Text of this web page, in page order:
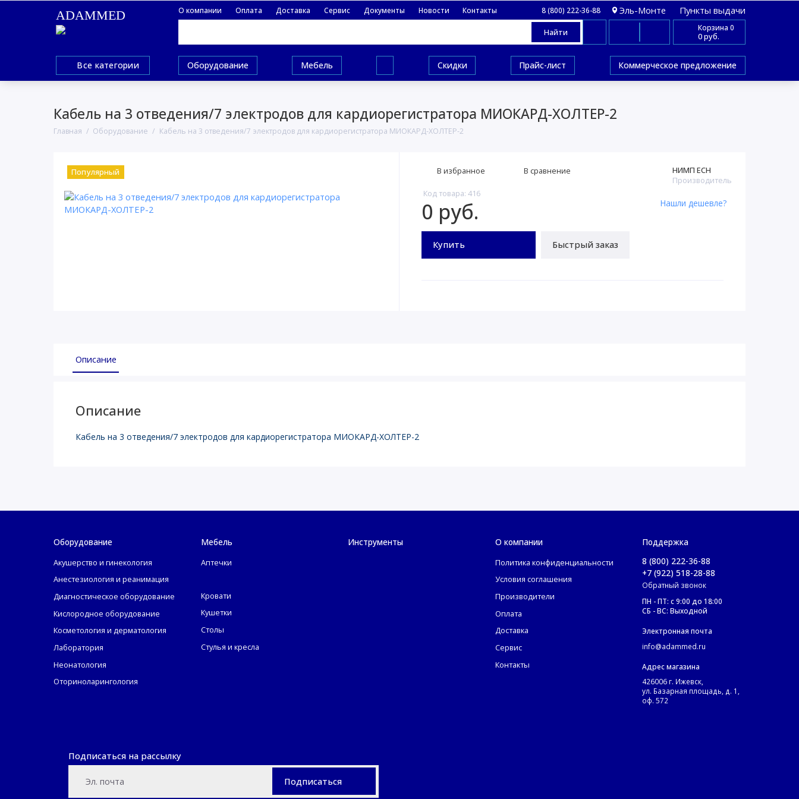
О компании Оплата Доставка Сервис Документы Новости Контакты 8 (800) 222-36-88 Эль-Монте Пункты выдачи
ADAMMED
Найти Корзина 0
0 руб.
Все категории Оборудование Мебель Скидки Прайс-лист Коммерческое предложение
Кабель на 3 отведения/7 электродов для кардиорегистратора МИОКАРД-ХОЛТЕР-2
Главная Оборудование Кабель на 3 отведения/7 электродов для кардиорегистратора МИОКАРД-ХОЛТЕР-2
Популярный
Код товара: 416
НИМП ЕСН
Производитель
0 руб.
Купить Быстрый заказ
Нашли дешевле?
В избранное В сравнение
Описание
Описание
Кабель на 3 отведения/7 электродов для кардиорегистратора МИОКАРД-ХОЛТЕР-2
Оборудование
Акушерство и гинекология
Анестезиология и реанимация
Диагностическое оборудование
Кислородное оборудование
Косметология и дерматология
Лаборатория
Неонатология
Оториноларингология
Мебель
Аптечки
Кровати
Кушетки
Столы
Стулья и кресла
Инструменты О компании
Политика конфиденциальности
Условия соглашения
Производители
Оплата
Доставка
Сервис
Контакты
Поддержка
8 (800) 222-36-88
+7 (922) 518-28-88
Обратный звонок
ПН - ПТ: с 9:00 до 18:00
СБ - ВС: Выходной
Электронная почта
info@adammed.ru
Адрес магазина
426006 г. Ижевск,
ул. Базарная площадь, д. 1,
оф. 572
Подписаться на рассылку
Подписаться